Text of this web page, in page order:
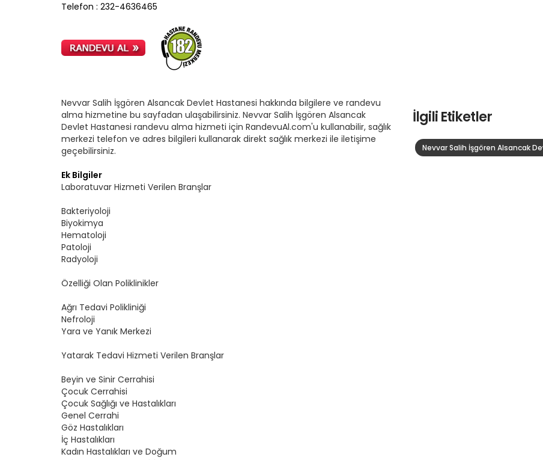
Telefon : 232-4636465
Nevvar Salih İşgören Alsancak Devlet Hastanesi hakkında bilgilere ve randevu
alma hizmetine bu sayfadan ulaşabilirsiniz. Nevvar Salih İşgören Alsancak
Devlet Hastanesi randevu alma hizmeti için RandevuAl.com'u kullanabilir, sağlık
merkezi telefon ve adres bilgileri kullanarak direkt sağlık merkezi ile iletişime
geçebilirsiniz.
Ek Bilgiler
Laboratuvar Hizmeti Verilen Branşlar
Bakteriyoloji
Biyokimya
Hematoloji
Patoloji
Radyoloji
Özelliği Olan Poliklinikler
Ağrı Tedavi Polikliniği
Nefroloji
Yara ve Yanık Merkezi
Yatarak Tedavi Hizmeti Verilen Branşlar
Beyin ve Sinir Cerrahisi
Çocuk Cerrahisi
Çocuk Sağlığı ve Hastalıkları
Genel Cerrahi
Göz Hastalıkları
İç Hastalıkları
Kadın Hastalıkları ve Doğum
İlgili Etiketler
Nevvar Salih İşgören Alsancak